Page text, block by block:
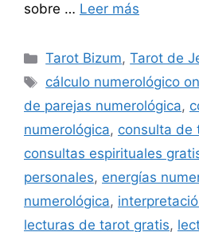
sobre … Leer más
Categorías
Tarot Bizum,Tarot de
Etiquetas
cálculo numerológico
de parejas numerológica,
numerológica, consulta de
consultas espirituales
personales, energías
numerológica,
lecturas de tarot gratis,